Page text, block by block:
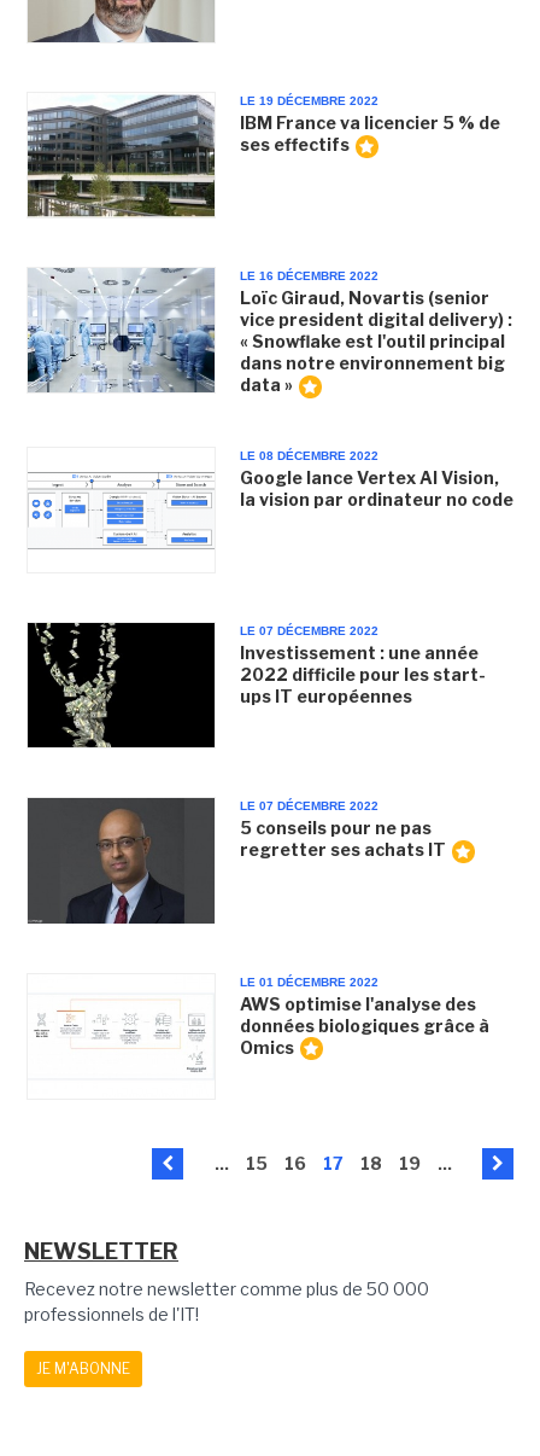
LE 19 DÉCEMBRE 2022
IBM France va licencier 5 % de
ses effectifs
LE 16 DÉCEMBRE 2022
Loïc Giraud, Novartis (senior
vice president digital delivery) :
« Snowflake est l'outil principal
dans notre environnement big
data »
LE 08 DÉCEMBRE 2022
Google lance Vertex AI Vision,
la vision par ordinateur no code
LE 07 DÉCEMBRE 2022
Investissement : une année
2022 difficile pour les start-
ups IT européennes
LE 07 DÉCEMBRE 2022
5 conseils pour ne pas
regretter ses achats IT
LE 01 DÉCEMBRE 2022
AWS optimise l'analyse des
données biologiques grâce à
Omics
... 15 16 17 18 19 ...
NEWSLETTER
Recevez notre newsletter comme plus de 50 000
professionnels de l'IT!
JE M'ABONNE